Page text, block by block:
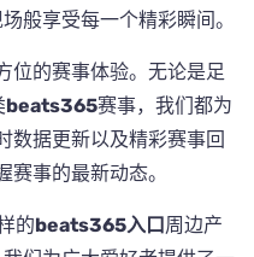
般享受每一个精彩瞬间。
位的赛事体验。无论是足
beats365赛事，我们都为
数据更新以及精彩赛事回
赛事的最新动态。
的beats365入口 周边产